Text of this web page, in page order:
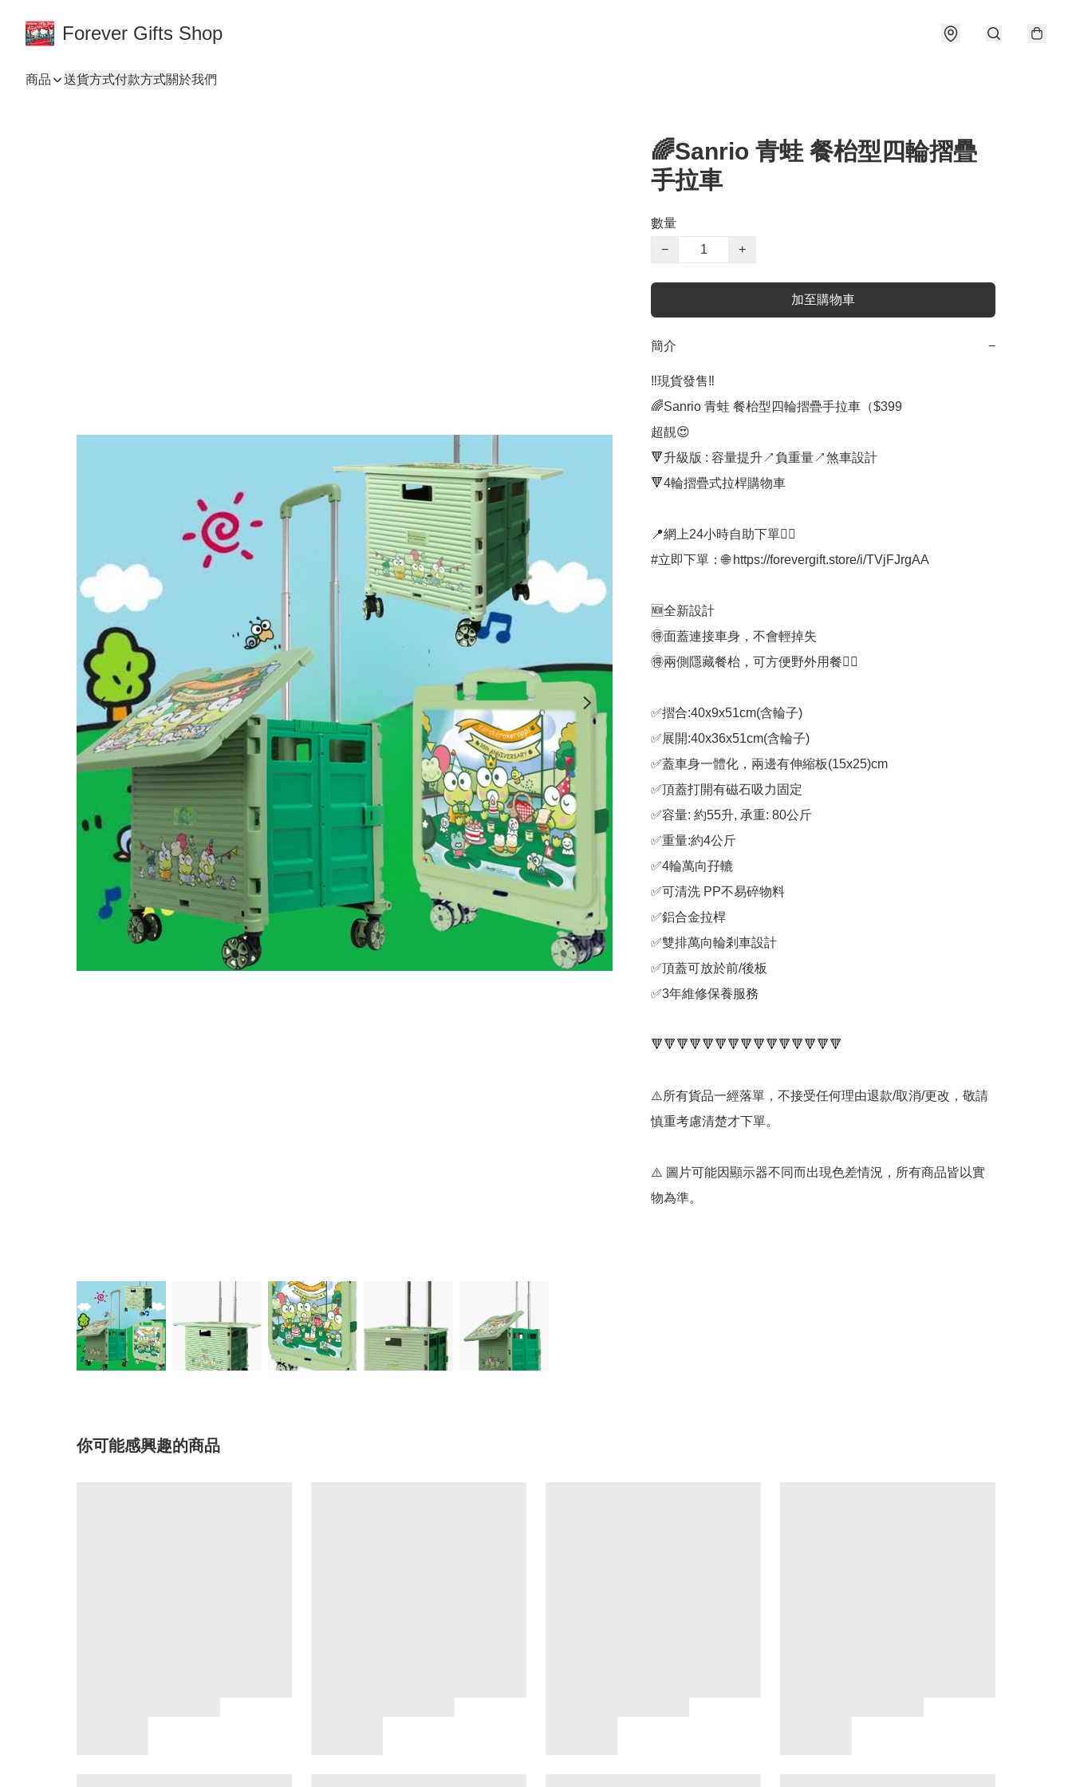
Forever Gifts Shop
商品 送貨方式付款方式關於我們
🌈Sanrio 青蛙 餐枱型四輪摺疊
手拉車
數量
−
+
加至購物車
簡介 −
‼️現貨發售‼️
🌈Sanrio 青蛙 餐枱型四輪摺疊手拉車（$399
超靚😍
🔻升級版 : 容量提升↗️負重量↗️煞車設計
🔻4輪摺疊式拉桿購物車
📍網上24小時自助下單👍🏻
#立即下單：🌐 https://forevergift.store/i/TVjFJrgAA
🆕全新設計
🉐面蓋連接車身，不會輕掉失
🉐兩側隱藏餐枱，可方便野外用餐👍🏻
✅摺合:40x9x51cm(含輪子)
✅展開:40x36x51cm(含輪子)
✅蓋車身一體化，兩邊有伸縮板(15x25)cm
✅頂蓋打開有磁石吸力固定
✅容量: 約55升, 承重: 80公斤
✅重量:約4公斤
✅4輪萬向孖轆
✅可清洗 PP不易碎物料
✅鋁合金拉桿
✅雙排萬向輪剎車設計
✅頂蓋可放於前/後板
✅3年維修保養服務
🔻🔻🔻🔻🔻🔻🔻🔻🔻🔻🔻🔻🔻🔻🔻
⚠️所有貨品一經落單，不接受任何理由退款/取消/更改，敬請
慎重考慮清楚才下單。
⚠️ 圖片可能因顯示器不同而出現色差情況，所有商品皆以實
物為準。
你可能感興趣的商品